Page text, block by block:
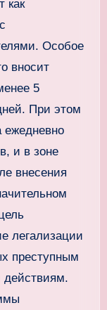
как
Особое
вносит
5
При этом
ежедневно
и в зоне
внесения
легализации
преступным
действиям.